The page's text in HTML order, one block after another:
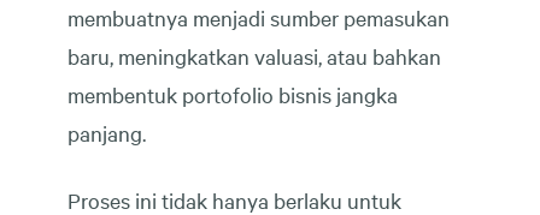
membuatnya menjadi sumber pemasukan
baru, meningkatkan valuasi, atau bahkan
membentuk portofolio bisnis jangka
panjang.
Proses ini tidak hanya berlaku untuk